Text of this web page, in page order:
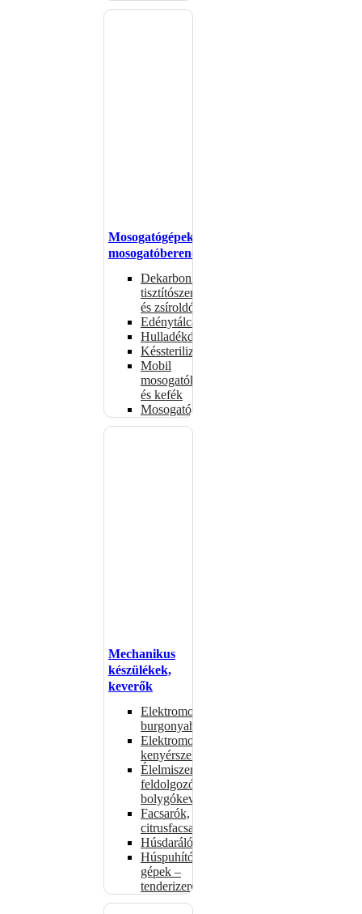
Mosogatógépek,
mosogatóberendezések
Dekarbonizáló
tisztítószerek
és zsíroldók
Edénytálcák
Hulladékdarálók
Késsterilizátorok
Mobil
mosogatók
és kefék
Mosogatógépkosarak
Mechanikus
készülékek,
keverők
Elektromos
burgonyahámozók
Elektromos
kenyérszeletelők
Élelmiszer-
feldolgozók –
bolygókeverők
Facsarók,
citrusfacsarók
Húsdarálók
Húspuhító
gépek –
tenderizerek